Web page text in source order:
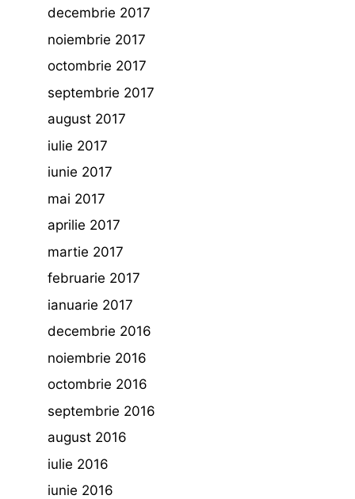
decembrie 2017
noiembrie 2017
octombrie 2017
septembrie 2017
august 2017
iulie 2017
iunie 2017
mai 2017
aprilie 2017
martie 2017
februarie 2017
ianuarie 2017
decembrie 2016
noiembrie 2016
octombrie 2016
septembrie 2016
august 2016
iulie 2016
iunie 2016